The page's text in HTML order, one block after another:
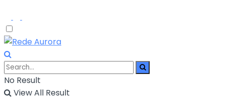
No Result
View All Result